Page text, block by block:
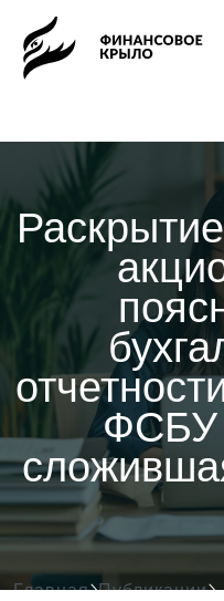
ФСБУ
Главная Публикации